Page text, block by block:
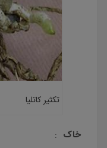
تکثیر کاتلیا
خاک :